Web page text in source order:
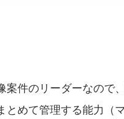
件のリーダーなので
めて管理する能力（